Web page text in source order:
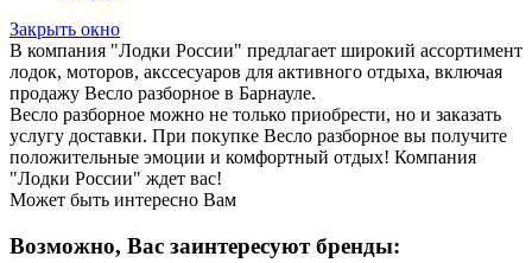
Закрыть окно
В компания "Лодки России" предлагает широкий ассортимент
лодок, моторов, акссесуаров для активного отдыха, включая
продажу Весло разборное в Барнауле.
Весло разборное можно не только приобрести, но и заказать
услугу доставки. При покупке Весло разборное вы получите
положительные эмоции и комфортный отдых! Компания
"Лодки России" ждет вас!
Может быть интересно Вам
Возможно, Вас заинтересуют бренды: